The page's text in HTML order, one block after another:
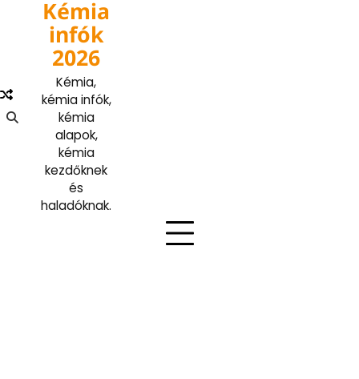
Kémia
infók
2026
Kémia,
kémia infók,
kémia
alapok,
kémia
kezdőknek
és
haladóknak.